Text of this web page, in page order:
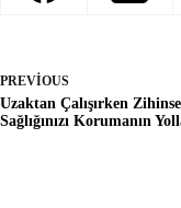
PREVIOUS
Uzaktan Çalışırken
Sağlığınızı Korumanın